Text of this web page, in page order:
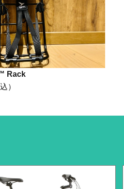
Rack
）